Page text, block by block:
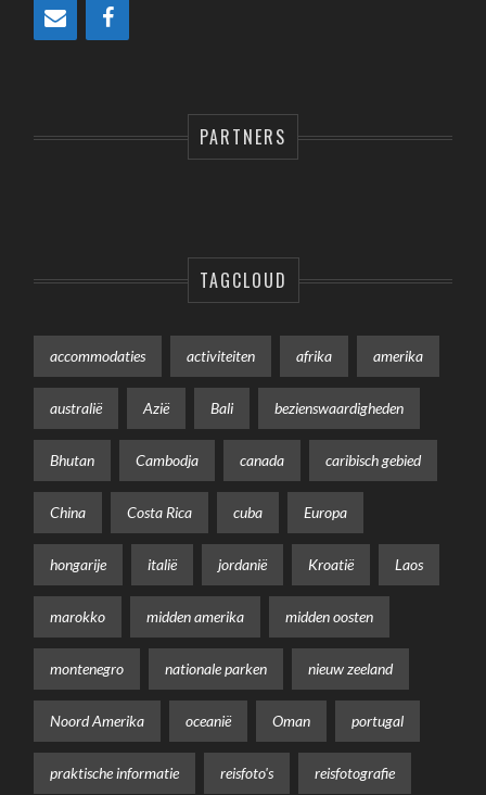
PARTNERS
TAGCLOUD
accommodaties activiteiten afrika amerika
australië Azië Bali bezienswaardigheden
Bhutan Cambodja canada caribisch gebied
China Costa Rica cuba Europa
hongarije italië jordanië Kroatië Laos
marokko midden amerika midden oosten
montenegro nationale parken nieuw zeeland
Noord Amerika oceanië Oman portugal
praktische informatie reisfoto's reisfotografie